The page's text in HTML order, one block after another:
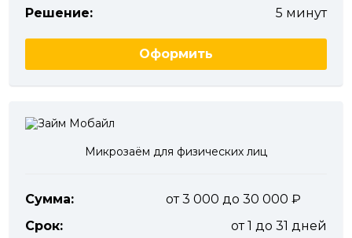
Решение:
5 минут
Оформить
Микрозаём для физических лиц
Сумма:
от 3 000 до 30 000
Срок:
от 1 до 31 дней